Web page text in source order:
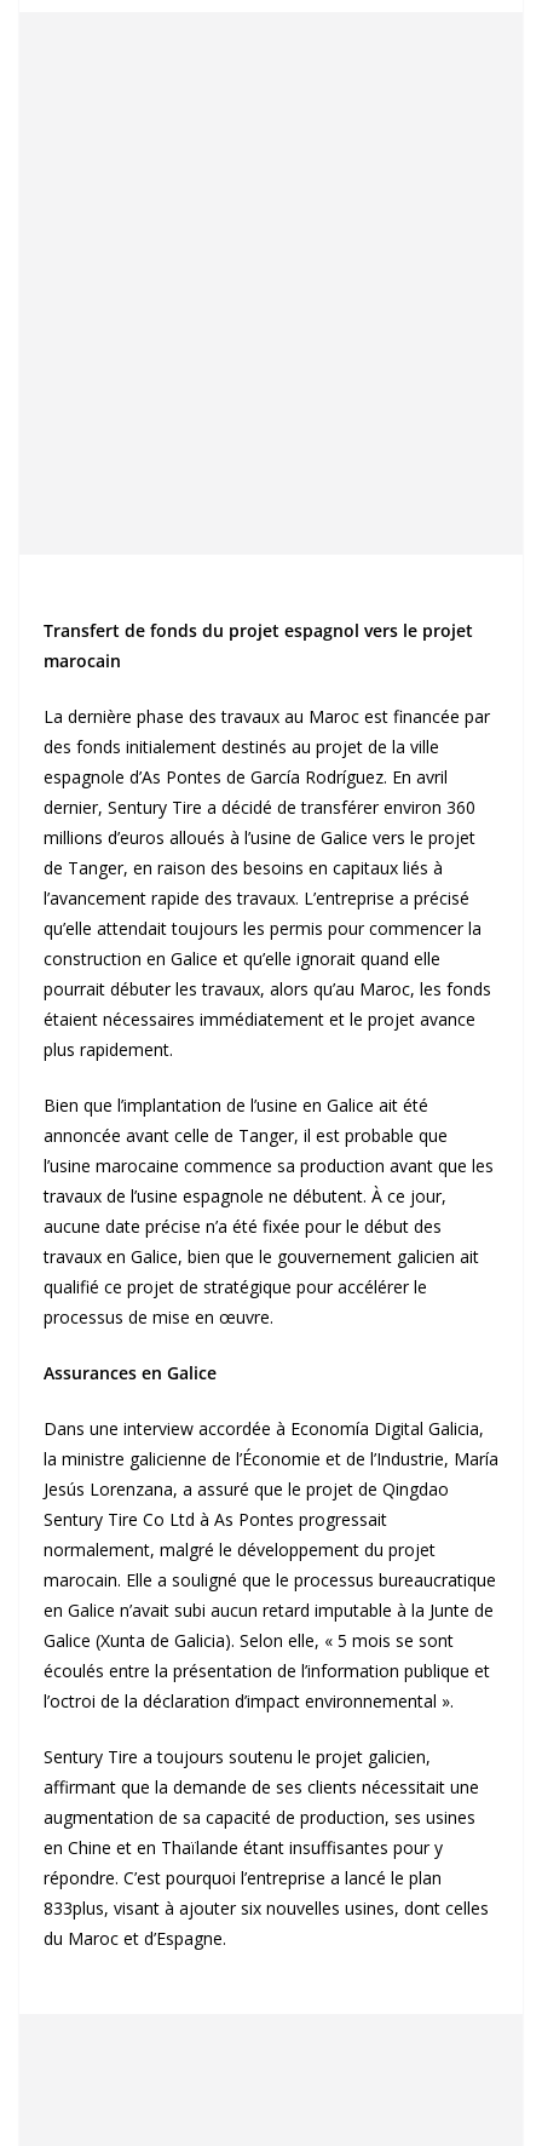
Transfert de fonds du projet espagnol vers le projet
marocain
La dernière phase des travaux au Maroc est financée par
des fonds initialement destinés au projet de la ville
espagnole d’As Pontes de García Rodríguez. En avril
dernier, Sentury Tire a décidé de transférer environ 360
millions d’euros alloués à l’usine de Galice vers le projet
de Tanger, en raison des besoins en capitaux liés à
l’avancement rapide des travaux. L’entreprise a précisé
qu’elle attendait toujours les permis pour commencer la
construction en Galice et qu’elle ignorait quand elle
pourrait débuter les travaux, alors qu’au Maroc, les fonds
étaient nécessaires immédiatement et le projet avance
plus rapidement.
Bien que l’implantation de l’usine en Galice ait été
annoncée avant celle de Tanger, il est probable que
l’usine marocaine commence sa production avant que les
travaux de l’usine espagnole ne débutent. À ce jour,
aucune date précise n’a été fixée pour le début des
travaux en Galice, bien que le gouvernement galicien ait
qualifié ce projet de stratégique pour accélérer le
processus de mise en œuvre.
Assurances en Galice
Dans une interview accordée à Economía Digital Galicia,
la ministre galicienne de l’Économie et de l’Industrie, María
Jesús Lorenzana, a assuré que le projet de Qingdao
Sentury Tire Co Ltd à As Pontes progressait
normalement, malgré le développement du projet
marocain. Elle a souligné que le processus bureaucratique
en Galice n’avait subi aucun retard imputable à la Junte de
Galice (Xunta de Galicia). Selon elle, « 5 mois se sont
écoulés entre la présentation de l’information publique et
l’octroi de la déclaration d’impact environnemental ».
Sentury Tire a toujours soutenu le projet galicien,
affirmant que la demande de ses clients nécessitait une
augmentation de sa capacité de production, ses usines
en Chine et en Thaïlande étant insuffisantes pour y
répondre. C’est pourquoi l’entreprise a lancé le plan
833plus, visant à ajouter six nouvelles usines, dont celles
du Maroc et d’Espagne.